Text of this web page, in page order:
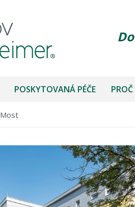
POSKYTOVANÁ PÉČE
Most